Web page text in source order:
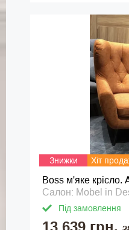
Знижки Хіт
Boss м'яке крісло.
Салон: Mobel in
Під замовлення
13 639 грн.